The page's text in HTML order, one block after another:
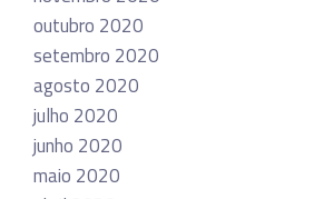
outubro 2020
setembro 2020
agosto 2020
julho 2020
junho 2020
maio 2020